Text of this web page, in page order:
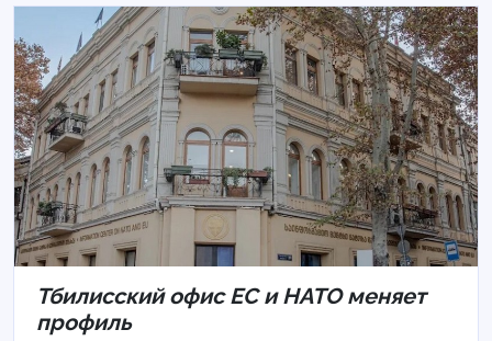
Тбилисский офис ЕС и НАТО меняет
профиль